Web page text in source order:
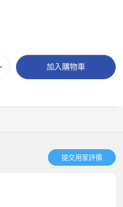
加入購物車
提交用家評價​